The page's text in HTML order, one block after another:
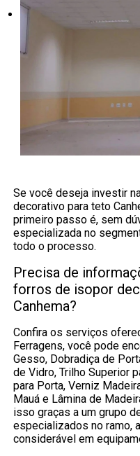
Se você deseja investir
decorativo para teto
primeiro passo é, sem
especializada no
todo o processo.
Precisa de
forros de isopor
Canhema?
Confira os serviços
Ferragens, você pode
Gesso, Dobradiça de
de Vidro, Trilho Superior
para Porta, Verniz
Mauá e Lâmina de
isso graças a um grupo
especializados no ramo,
considerável em